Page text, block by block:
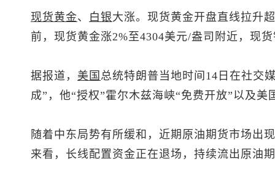
现货黄金、 白银大涨。 现货黄金开盘直线拉升
前， 现货黄金涨2%至4304美元/盎司附近，现
据报道， 美国 总统特朗普当地时间14日在社交
成”，他“授权”霍尔木兹海峡“免费开放”以及
随着中东局势有所缓和，近期原油期货市场出
来看，长线配置资金正在退场，持续流出原油